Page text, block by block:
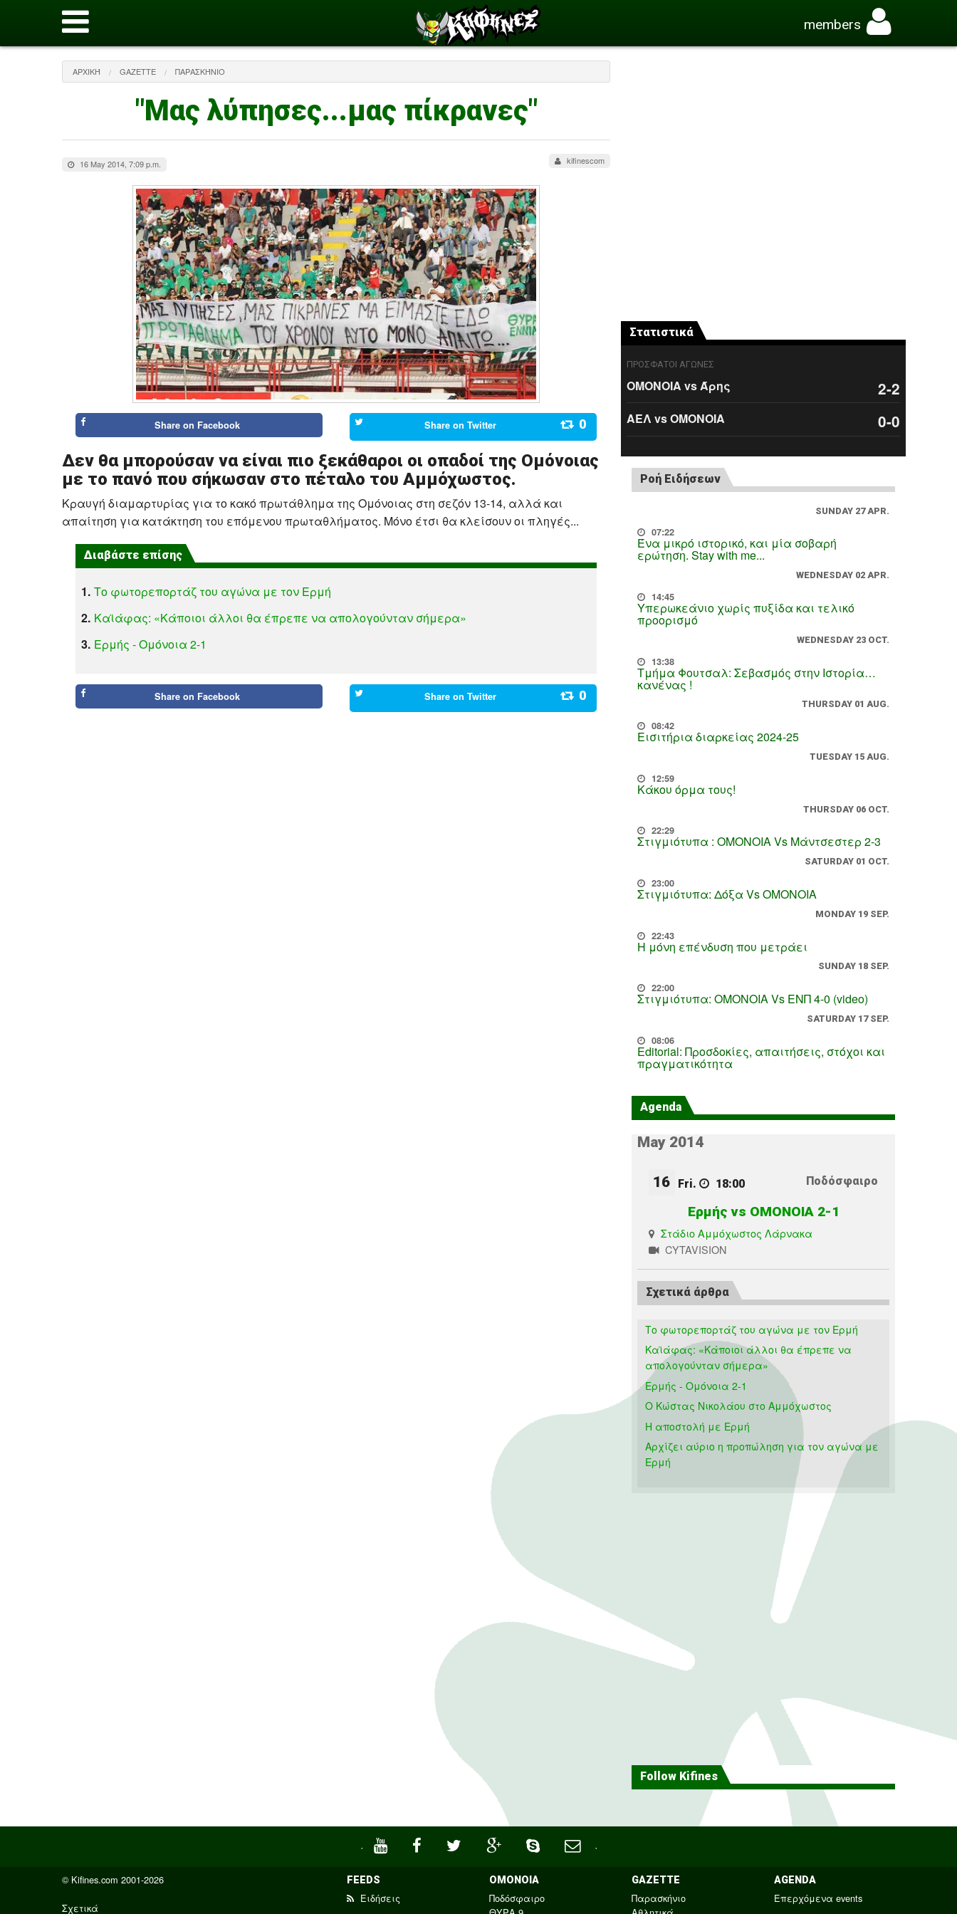
members
ΑΡΧΙΚΉ GAZETTE ΠΑΡΑΣΚΉΝΙΟ
"Μας λύπησες...μας πίκρανες"
16 May 2014, 7:09 p.m. kifinescom
Share on Facebook Share on Twitter 0
Δεν θα μπορούσαν να είναι πιο ξεκάθαροι οι οπαδοί της Ομόνοιας
με το πανό που σήκωσαν στο πέταλο του Αμμόχωστος.
Κραυγή διαμαρτυρίας για το κακό πρωτάθλημα της Ομόνοιας στη σεζόν 13-14, αλλά και
απαίτηση για κατάκτηση του επόμενου πρωταθλήματος. Μόνο έτσι θα κλείσουν οι πληγές...
Διαβάστε επίσης
1. Το φωτορεπορτάζ του αγώνα με τον Ερμή
2. Καϊάφας: «Κάποιοι άλλοι θα έπρεπε να απολογούνταν σήμερα»
3. Ερμής - Ομόνοια 2-1
Share on Facebook Share on Twitter 0
Στατιστικά
ΠΡΟΣΦΑΤΟΙ ΑΓΩΝΕΣ
ΟΜΟΝΟΙΑ vs Άρης 2-2
ΑΕΛ vs ΟΜΟΝΟΙΑ 0-0
Ροή Ειδήσεων
SUNDAY 27 APR.
07:22
Ένα μικρό ιστορικό, και μία σοβαρή
ερώτηση. Stay with me...
WEDNESDAY 02 APR.
14:45
Υπερωκεάνιο χωρίς πυξίδα και τελικό
προορισμό
WEDNESDAY 23 OCT.
13:38
Τμήμα Φουτσαλ: Σεβασμός στην Ιστορία…
κανένας !
THURSDAY 01 AUG.
08:42
Εισιτήρια διαρκείας 2024-25
TUESDAY 15 AUG.
12:59
Κάκου όρμα τους!
THURSDAY 06 OCT.
22:29
Στιγμιότυπα : ΟΜΟΝΟΙΑ Vs Μάντσεστερ 2-3
SATURDAY 01 OCT.
23:00
Στιγμιότυπα: Δόξα Vs OMONOIA
MONDAY 19 SEP.
22:43
Η μόνη επένδυση που μετράει
SUNDAY 18 SEP.
22:00
Στιγμιότυπα: ΟΜΟΝΟΙΑ Vs ΕΝΠ 4-0 (video)
SATURDAY 17 SEP.
08:06
Editorial: Προσδοκίες, απαιτήσεις, στόχοι και
πραγματικότητα
Agenda
May 2014
16 Fri. 18:00 Ποδόσφαιρο
Ερμής vs ΟΜΟΝΟΙΑ 2-1
Στάδιο Αμμόχωστος Λάρνακα
CYTAVISION
Σχετικά άρθρα
Το φωτορεπορτάζ του αγώνα με τον Ερμή
Καϊάφας: «Κάποιοι άλλοι θα έπρεπε να
απολογούνταν σήμερα»
Ερμής - Ομόνοια 2-1
Ο Κώστας Νικολάου στο Αμμόχωστος
Η αποστολή με Ερμή
Αρχίζει αύριο η προπώληση για τον αγώνα με
Ερμή
Follow Kifines
· ·
© Kifines.com 2001-2026
Σχετικά
FEEDS
Ειδήσεις
ΟΜΟΝΟΙΑ
Ποδόσφαιρο
GAZETTE
Παρασκήνιο
AGENDA
Επερχόμενα events